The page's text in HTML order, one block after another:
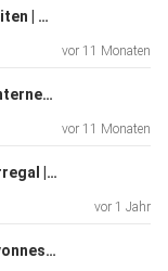
#224: Anders leben, anders arbeiten | Nordic Scott
vor 11 Monaten
#223: Wie wir unsere Kinder im Internet gefährden | Sara Flieder
vor 11 Monaten
#222: Vom Finanzamt ins Bücherregal | Tobias Milbrandt
vor 1 Jahr
#221: Ich bin wie ich bin, weil.. | Ivonnes kleine Welt